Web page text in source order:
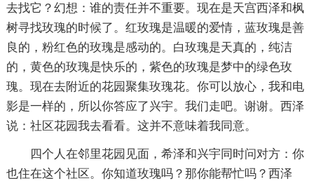
去找它？幻想：谁的责任并不重要。现在是天宫西泽和枫
树寻找玫瑰的时候了。红玫瑰是温暖的爱情，蓝玫瑰是善
良的，粉红色的玫瑰是感动的。白玫瑰是天真的，纯洁
的，黄色的玫瑰是快乐的，紫色的玫瑰是梦中的绿色玫
瑰。现在去附近的花园聚集玫瑰花。你可以放心，我和电
影是一样的，所以你答应了兴宇。我们走吧。谢谢。西泽
说：社区花园我去看看。这并不意味着我同意。
四个人在邻里花园见面，希泽和兴宇同时问对方：你
也住在这个社区。你知道玫瑰吗？那你能帮忙吗？西泽